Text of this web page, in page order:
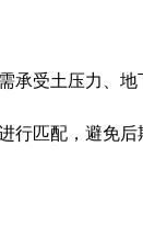
受土压力、
匹配，避免